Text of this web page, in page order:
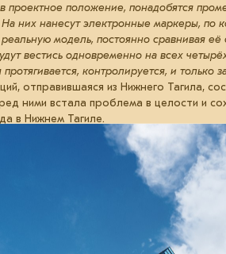
проектное положение, понадобятся
них нанесут электронные маркеры, по
модель, постоянно сравнивая её
вестись одновременно на всех
контролируется, и только
отправившаяся из Нижнего Тагила,
ними встала проблема в целости и
в Нижнем Тагиле.
STEEL BUILDING решили
на трале закрываются
стягивается и создаёт плотную
креплений во время движения, так,
маркируется особым штрихкодом
реального времени от
до места назначения, поставка всех
монтаж. Возможно, в процессе ещё не